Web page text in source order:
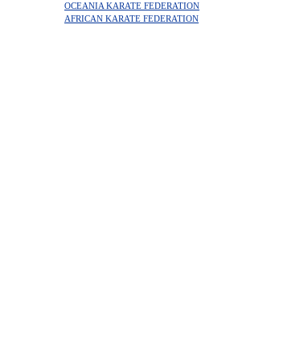
OCEANIA KARATE FEDERATION
AFRICAN KARATE FEDERATION